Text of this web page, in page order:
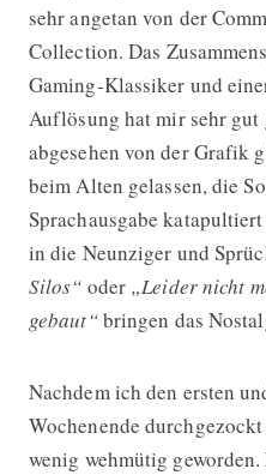
sehr angetan von der
Collection. Das
Gaming-Klassiker und
Auflösung hat mir sehr
abgesehen von der Grafik
beim Alten gelassen, die
Sprachausgabe
in die Neunziger und
Silos“ oder „Leider nicht
gebaut“bringen das
Nachdem ich den ersten
Wochenende
wenig wehmütig